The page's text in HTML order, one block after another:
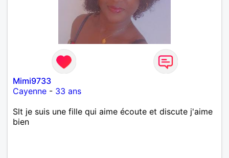
Mimi9733
Cayenne - 33 ans
Slt je suis une fille qui aime écoute et discute j'aime
bien